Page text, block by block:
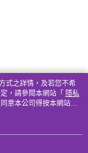
式之詳情，及若您不希
，請參閱本網站「 隱私
意本公司得按本網站使